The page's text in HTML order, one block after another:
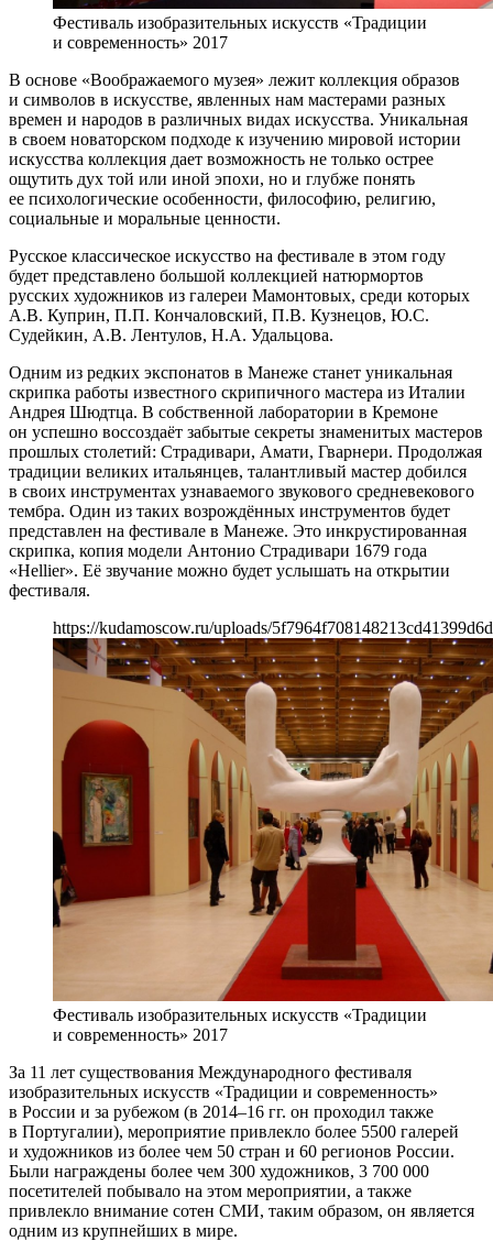
Фестиваль изобразительных искусств «Традиции
и современность» 2017
В основе «Воображаемого музея» лежит коллекция образов
и символов в искусстве, явленных нам мастерами разных
времен и народов в различных видах искусства. Уникальная
в своем новаторском подходе к изучению мировой истории
искусства коллекция дает возможность не только острее
ощутить дух той или иной эпохи, но и глубже понять
ее психологические особенности, философию, религию,
социальные и моральные ценности.
Русское классическое искусство на фестивале в этом году
будет представлено большой коллекцией натюрмортов
русских художников из галереи Мамонтовых, среди которых
А.В. Куприн, П.П. Кончаловский, П.В. Кузнецов, Ю.С.
Судейкин, А.В. Лентулов, Н.А. Удальцова.
Одним из редких экспонатов в Манеже станет уникальная
скрипка работы известного скрипичного мастера из Италии
Андрея Шюдтца. В собственной лаборатории в Кремоне
он успешно воссоздаёт забытые секреты знаменитых мастеров
прошлых столетий: Страдивари, Амати, Гварнери. Продолжая
традиции великих итальянцев, талантливый мастер добился
в своих инструментах узнаваемого звукового средневекового
тембра. Один из таких возрождённых инструментов будет
представлен на фестивале в Манеже. Это инкрустированная
скрипка, копия модели Антонио Страдивари 1679 года
«Hellier». Её звучание можно будет услышать на открытии
фестиваля.
https://kudamoscow.ru/uploads/
Фестиваль изобразительных искусств «Традиции
и современность» 2017
За 11 лет существования Международного фестиваля
изобразительных искусств «Традиции и современность»
в России и за рубежом (в 2014–16 гг. он проходил также
в Португалии), мероприятие привлекло более 5500 галерей
и художников из более чем 50 стран и 60 регионов России.
Были награждены более чем 300 художников, 3 700 000
посетителей побывало на этом мероприятии, а также
привлекло внимание сотен СМИ, таким образом, он является
одним из крупнейших в мире.